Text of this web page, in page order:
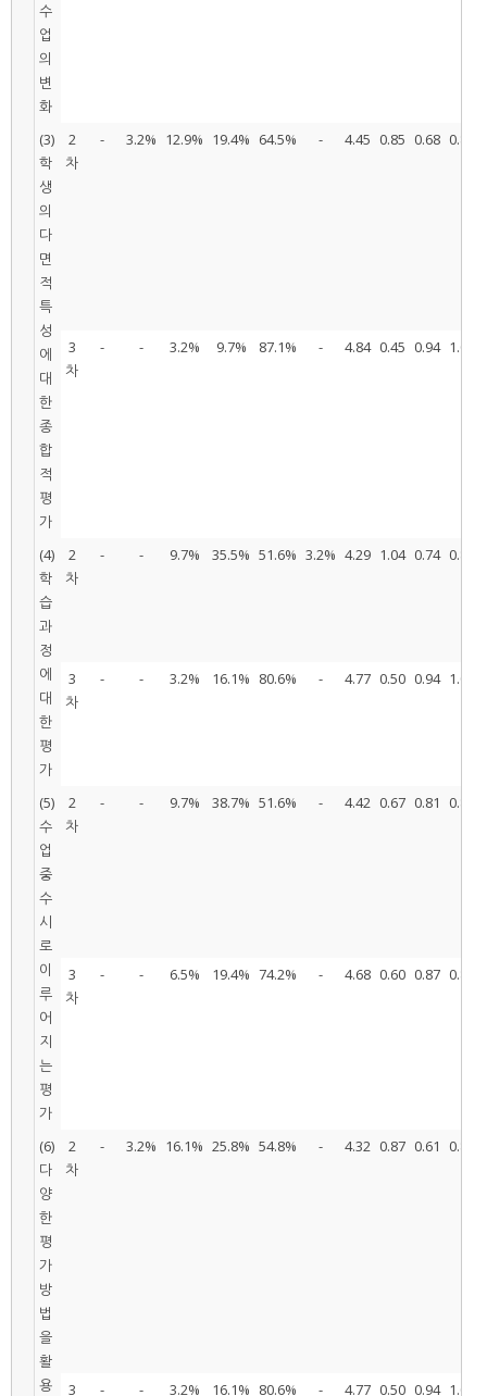
수
업
의
변
화
(3)
학
생
의
다
면
적
특
성
에
대
한
종
합
적
평
가
2
차
- 3.2% 12.9% 19.4% 64.5% - 4.45 0.85 0.68 0.80
3
차
- - 3.2% 9.7% 87.1% - 4.84 0.45 0.94 1.00
(4)
학
습
과
정
에
대
한
평
가
2
차
- - 9.7% 35.5% 51.6% 3.2% 4.29 1.04 0.74 0.80
3
차
- - 3.2% 16.1% 80.6% - 4.77 0.50 0.94 1.00
(5)
수
업
중
수
시
로
이
루
어
지
는
평
가
2
차
- - 9.7% 38.7% 51.6% - 4.42 0.67 0.81 0.80
3
차
- - 6.5% 19.4% 74.2% - 4.68 0.60 0.87 0.80
(6)
다
양
한
평
가
방
법
을
활
용
2
차
- 3.2% 16.1% 25.8% 54.8% - 4.32 0.87 0.61 0.80
3 - - 3.2% 16.1% 80.6% - 4.77 0.50 0.94 1.00